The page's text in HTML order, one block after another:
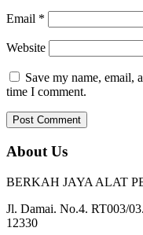
Email *
Website
Save my name, email,
time I comment.
About Us
BERKAH JAYA ALAT
Jl. Damai. No.4. RT003/
12330